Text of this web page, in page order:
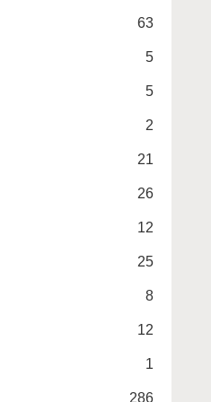
63
5
5
2
21
26
12
25
8
12
1
286